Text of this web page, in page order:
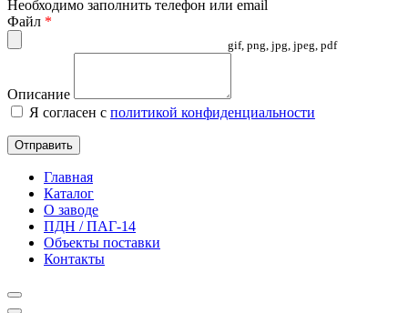
Необходимо заполнить телефон или email
Файл *
gif, png, jpg, jpeg, pdf
Описание
Я согласен с политикой конфиденциальности
Отправить
Главная
Каталог
О заводе
ПДН / ПАГ-14
Объекты поставки
Контакты